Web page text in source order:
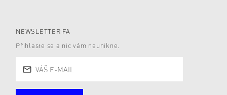
NEWSLETTER FA
Přihlaste se a nic vám neunikne.